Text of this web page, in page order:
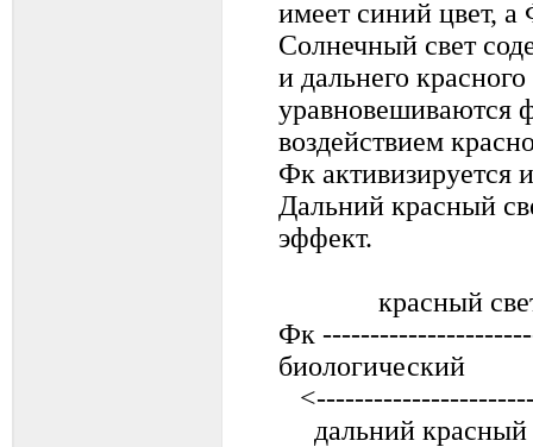
имеет синий цвет,
Солнечный свет
и дальнего
воздействием
Фк активизируется
Дальний красный
эффект.
красный
Фк
биологический
дальний красный